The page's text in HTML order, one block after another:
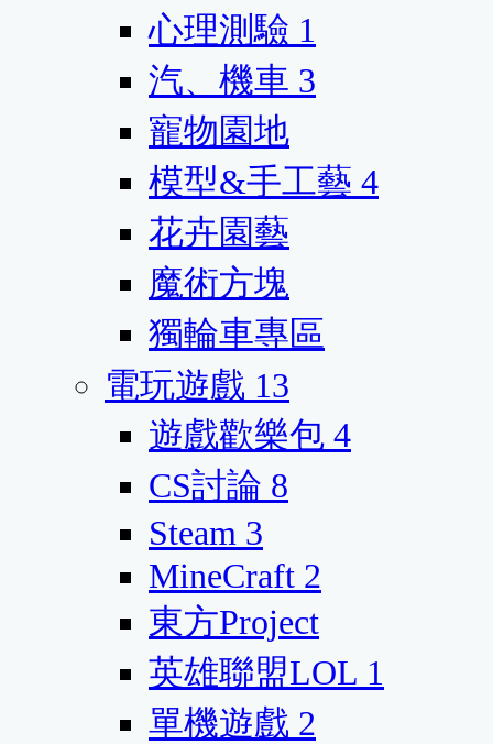
心理測驗 1
汽、機車 3
寵物園地
模型&手工藝 4
花卉園藝
魔術方塊
獨輪車專區
電玩遊戲 13
遊戲歡樂包 4
CS討論 8
Steam 3
MineCraft 2
東方Project
英雄聯盟LOL 1
單機遊戲 2